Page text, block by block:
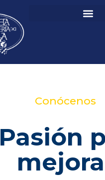
Conócenos
Pasión